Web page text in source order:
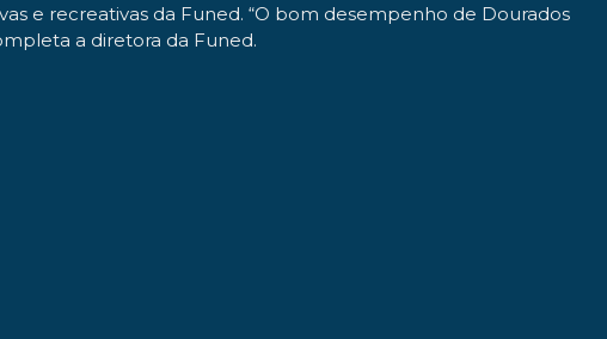
e recreativas da Funed. “O bom desempenho de Dourados
a diretora da Funed.